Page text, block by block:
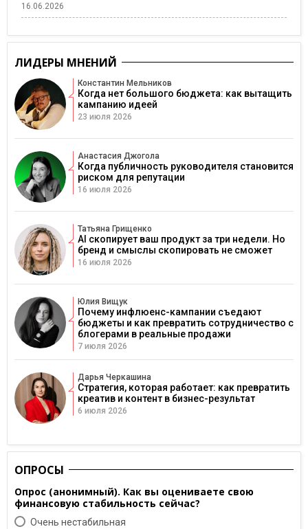
16.06.2026
ЛИДЕРЫ МНЕНИЙ
Константин Мельников
Когда нет большого бюджета: как вытащить
кампанию идеей
23 июля 2026
Анастасия Джогола
Когда публичность руководителя становится
риском для репутации
16 июля 2026
Татьяна Грищенко
AI скопирует ваш продукт за три недели. Но
бренд и смыслы скопировать не сможет
16 июля 2026
Юлия Вищук
Почему инфлюенс-кампании съедают
бюджеты и как превратить сотрудничество с
блогерами в реальные продажи
7 июля 2026
Дарья Черкашина
Стратегия, которая работает: как превратить
креатив и контент в бизнес-результат
6 июля 2026
ОПРОСЫ
Опрос (анонимный). Как вы оцениваете свою
финансовую стабильность сейчас?
Очень нестабильная